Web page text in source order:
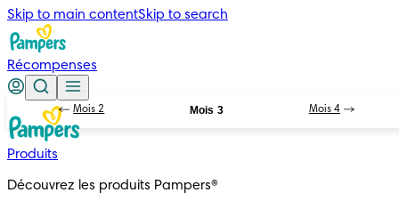
Skip to main contentSkip to search
Récompenses
Produits
Découvrez les produits Pampers®
Mois 2 Mois 3 Mois 4